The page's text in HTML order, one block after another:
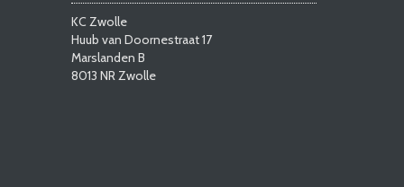
KC Zwolle
Huub van Doornestraat 17
Marslanden B
8013 NR Zwolle